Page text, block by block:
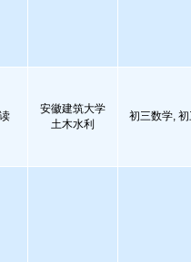
安徽建筑大学
土木水利
初三数学,